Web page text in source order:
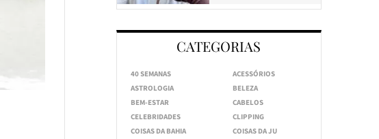
CATEGORIAS
40 SEMANAS
ACESSÓRIOS
ASTROLOGIA
BELEZA
BEM-ESTAR
CABELOS
CELEBRIDADES
CLIPPING
COISAS DA BAHIA
COISAS DA JU